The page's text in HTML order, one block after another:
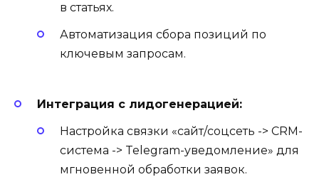
в статьях.
Автоматизация сбора позиций по
ключевым запросам.
Интеграция с лидогенерацией:
Настройка связки «сайт/соцсеть -> CRM-
система -> Telegram-уведомление» для
мгновенной обработки заявок.